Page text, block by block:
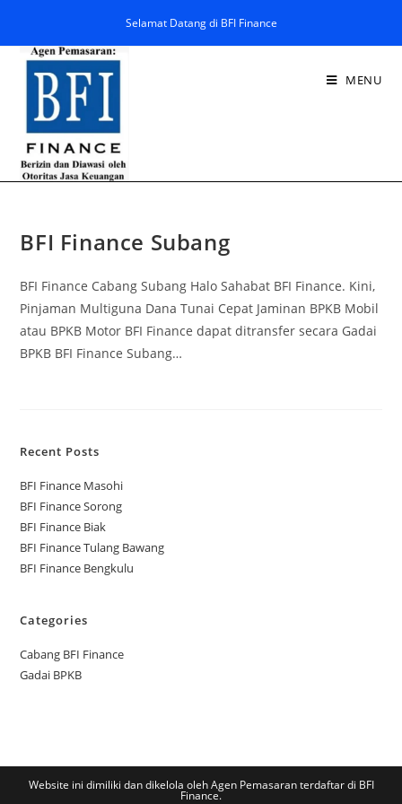
Selamat Datang di BFI Finance
MENU
BFI Finance Subang
BFI Finance Cabang Subang Halo Sahabat BFI Finance. Kini,
Pinjaman Multiguna Dana Tunai Cepat Jaminan BPKB Mobil
atau BPKB Motor BFI Finance dapat ditransfer secara Gadai
BPKB BFI Finance Subang…
Recent Posts
BFI Finance Masohi
BFI Finance Sorong
BFI Finance Biak
BFI Finance Tulang Bawang
BFI Finance Bengkulu
Categories
Cabang BFI Finance
Gadai BPKB
Website ini dimiliki dan dikelola oleh Agen Pemasaran terdaftar di BFI
Finance.